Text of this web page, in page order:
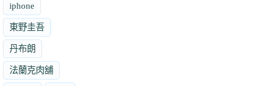
iphone
東野圭吾
丹布朗
法蘭克肉舖